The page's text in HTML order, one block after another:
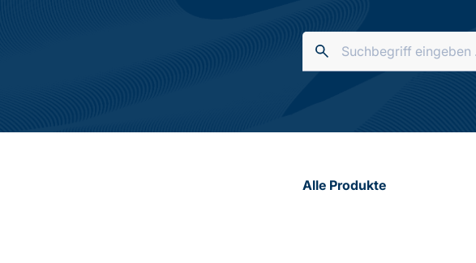
Alle Produkte